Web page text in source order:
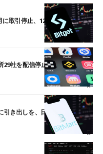
取引停止、12月末に強制決済
社を配信停止──OKXやバイビ
き出しを、日本人利用者も対